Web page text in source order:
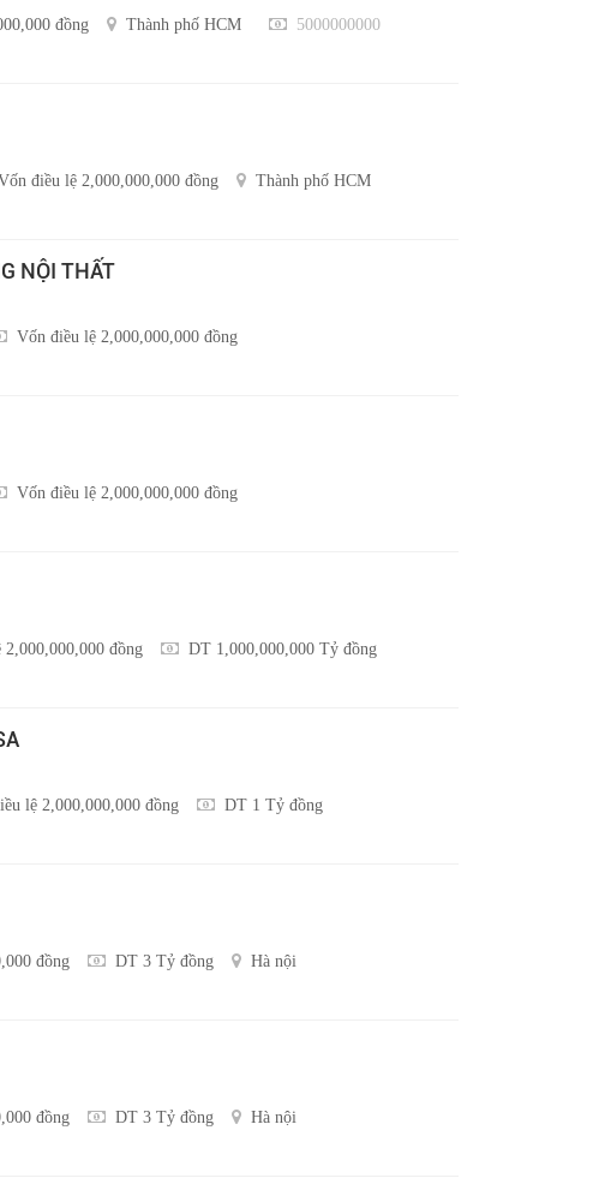
đồng Thành phố HCM 5000000000
điều lệ 2,000,000,000 đồng
Thành phố HCM
NỘI THẤT
Vốn điều lệ 2,000,000,000 đồng
Vốn điều lệ 2,000,000,000 đồng
2,000,000,000 đồng
DT 1,000,000,000 Tỷ đồng
lệ 2,000,000,000 đồng
DT 1 Tỷ đồng
đồng DT 3 Tỷ đồng
Hà nội
đồng DT 3 Tỷ đồng
Hà nội